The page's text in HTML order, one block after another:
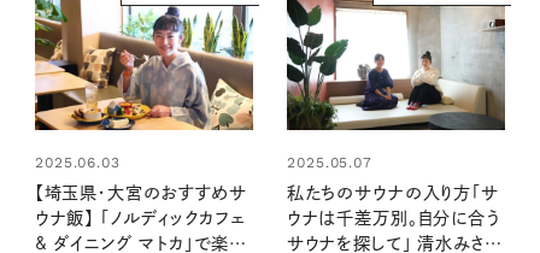
2025.06.03
【埼玉県・大宮のおすすめサ
ウナ飯】 「ノルディックカフェ
& ダイニング マトカ」で楽し
2025.05.07
私たちのサウナの入り方「サ
ウナは千差万別。自分に合う
サウナを探して」 清水みさと